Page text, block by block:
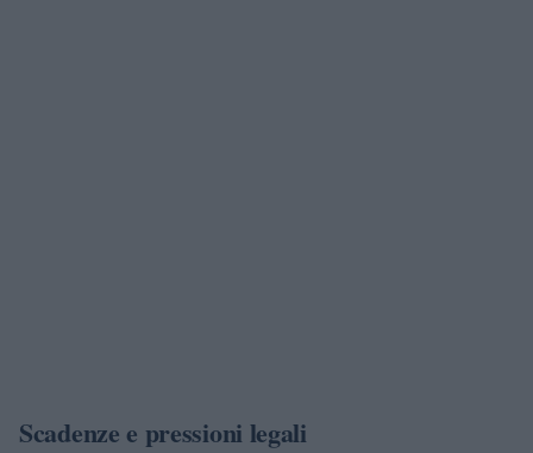
Scadenze e pressioni legali